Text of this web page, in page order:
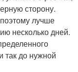
сторону.
лучше
несколько дней.
так до нужной